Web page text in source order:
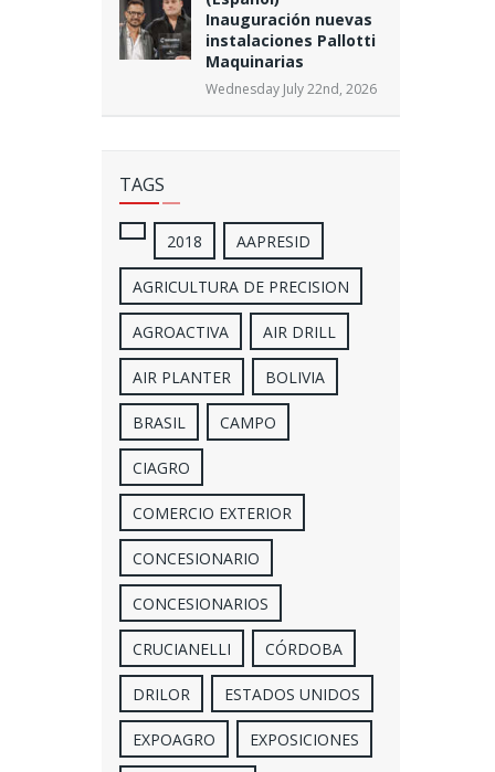
Inauguración nuevas
instalaciones Pallotti
Maquinarias
Wednesday July 22nd, 2026
TAGS
2018 AAPRESID
AGRICULTURA DE PRECISION
AGROACTIVA AIR DRILL
AIR PLANTER BOLIVIA
BRASIL CAMPO
CIAGRO
COMERCIO EXTERIOR
CONCESIONARIO
CONCESIONARIOS
CRUCIANELLI CÓRDOBA
DRILOR ESTADOS UNIDOS
EXPOAGRO EXPOSICIONES